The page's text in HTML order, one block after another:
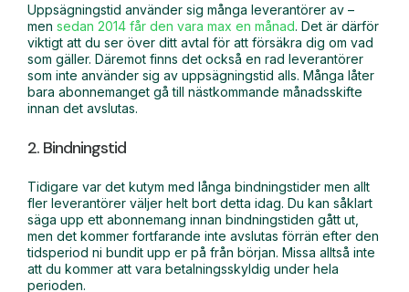
Uppsägningstid använder sig många leverantörer av –
men sedan 2014 får den vara max en månad. Det är därför
viktigt att du ser över ditt avtal för att försäkra dig om vad
som gäller. Däremot finns det också en rad leverantörer
som inte använder sig av uppsägningstid alls. Många låter
bara abonnemanget gå till nästkommande månadsskifte
innan det avslutas.
2. Bindningstid
Tidigare var det kutym med långa bindningstider men allt
fler leverantörer väljer helt bort detta idag. Du kan såklart
säga upp ett abonnemang innan bindningstiden gått ut,
men det kommer fortfarande inte avslutas förrän efter den
tidsperiod ni bundit upp er på från början. Missa alltså inte
att du kommer att vara betalningsskyldig under hela
perioden.